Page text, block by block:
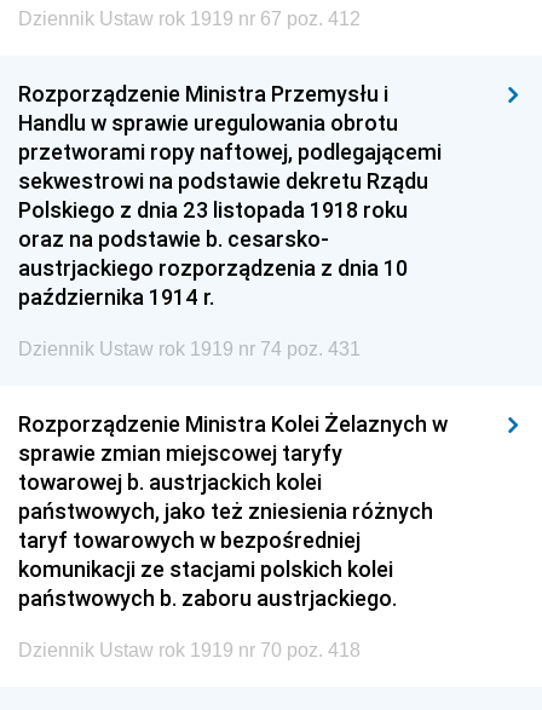
Dziennik Ustaw rok 1919 nr 67 poz. 412
Rozporządzenie Ministra Przemysłu i
Handlu w sprawie uregulowania obrotu
przetworami ropy naftowej, podlegającemi
sekwestrowi na podstawie dekretu Rządu
Polskiego z dnia 23 listopada 1918 roku
oraz na podstawie b. cesarsko-
austrjackiego rozporządzenia z dnia 10
października 1914 r.
Dziennik Ustaw rok 1919 nr 74 poz. 431
Rozporządzenie Ministra Kolei Żelaznych w
sprawie zmian miejscowej taryfy
towarowej b. austrjackich kolei
państwowych, jako też zniesienia różnych
taryf towarowych w bezpośredniej
komunikacji ze stacjami polskich kolei
państwowych b. zaboru austrjackiego.
Dziennik Ustaw rok 1919 nr 70 poz. 418